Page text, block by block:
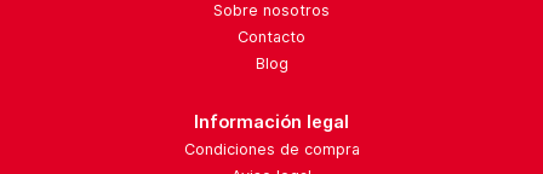
Sobre nosotros
Contacto
Blog
Información legal
Condiciones de compra